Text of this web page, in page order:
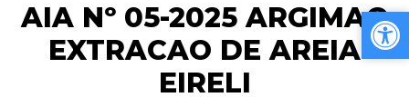
AIA Nº 05-2025 ARGIMAQ
EXTRACAO DE AREIA
EIRELI